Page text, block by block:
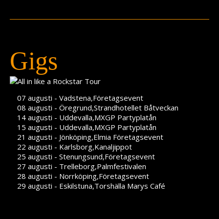
Gigs
07 augusti - Vadstena,Företagsevent
08 augusti - Öregrund,Strandhotellet Båtveckan
14 augusti - Uddevalla,MXGP Partyplatån
15 augusti - Uddevalla,MXGP Partyplatån
21 augusti - Jönköping,Elmia Företagsevent
22 augusti - Karlsborg,Kanaljippot
25 augusti - Stenungsund,Företagsevent
27 augusti - Trelleborg,Palmfestivalen
28 augusti - Norrköping,Företagsevent
29 augusti - Eskilstuna,Torshälla Marys Café